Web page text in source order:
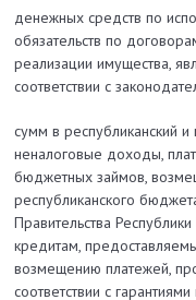
денежных средств по
обязательств по
реализации имущества,
соответствии с
сумм в республиканский
неналоговые доходы,
бюджетных займов,
республиканского
Правительства
кредитам,
возмещению платежей,
соответствии с